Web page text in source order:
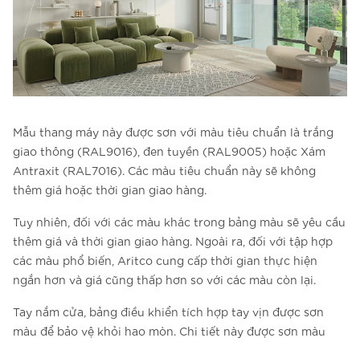
Mẫu thang máy này được sơn với màu tiêu chuẩn là trắng
giao thông (RAL9016), đen tuyền (RAL9005) hoặc Xám
Antraxit (RAL7016). Các màu tiêu chuẩn này sẽ không
thêm giá hoặc thời gian giao hàng.
Tuy nhiên, đối với các màu khác trong bảng màu sẽ yêu cầu
thêm giá và thời gian giao hàng. Ngoài ra, đối với tập hợp
các màu phổ biến, Aritco cung cấp thời gian thực hiện
ngắn hơn và giá cũng thấp hơn so với các màu còn lại.
Tay nắm cửa, bảng điều khiển tích hợp tay vịn được sơn
màu để bảo vệ khỏi hao mòn. Chi tiết này được sơn màu